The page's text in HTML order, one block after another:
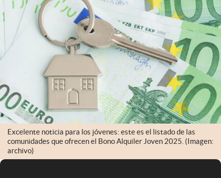
Excelente noticia para los jóvenes: este es el listado de las
comunidades que ofrecen el Bono Alquiler Joven 2025. (Imagen:
archivo)